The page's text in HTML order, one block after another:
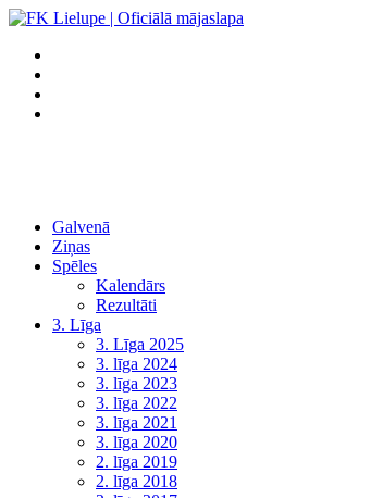
Galvenā
Ziņas
Spēles
Kalendārs
Rezultāti
3. Līga
3. Līga 2025
3. līga 2024
3. līga 2023
3. līga 2022
3. līga 2021
3. līga 2020
2. līga 2019
2. līga 2018